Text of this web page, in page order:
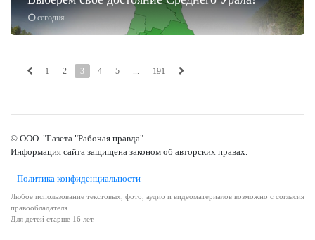
сегодня
1 2 3 4 5 ... 191
© ООО "Газета "Рабочая правда"
Информация сайта защищена законом об авторских правах.
Политика конфиденциальности
Любое использование текстовых, фото, аудио и видеоматериалов возможно с согласия
правообладателя.
Для детей старше 16 лет.